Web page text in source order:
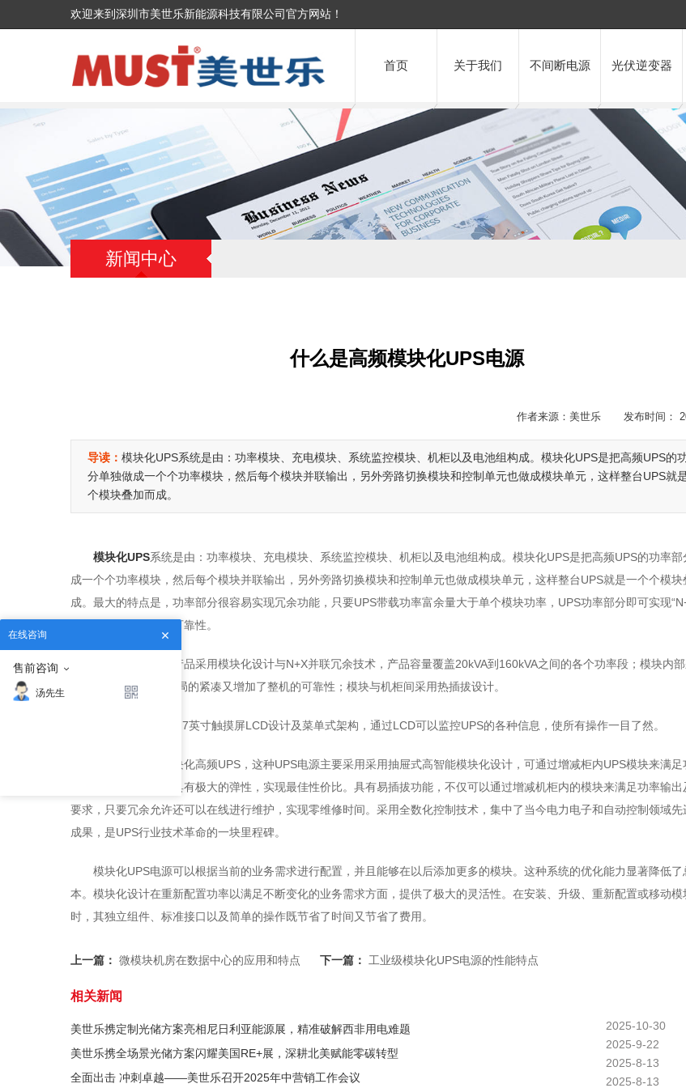
欢迎来到深圳市美世乐新能源科技有限公司官方网站！
首页 关于我们 不间断电源 光伏逆变器
新闻中心
什么是高频模块化UPS电源
作者来源：美世乐 发布时间：
导读： 模块化UPS系统是由：功率模块、充电模块、系统监控模块、机柜以及电池组构成。模块化UPS是把高频UPS的
分单独做成一个个功率模块，然后每个模块并联输出，另外旁路切换模块和控制单元也做成模块单元，这样整台UPS就
个模块叠加而成。
模块化UPS系统是由：功率模块、充电模块、系统监控模块、机柜以及电池组构成。模块化UPS是把高频UPS的功率部
成一个个功率模块，然后每个模块并联输出，另外旁路切换模块和控制单元也做成模块单元，这样整台UPS就是一个个模块
成。最大的特点是，功率部分很容易实现冗余功能，只要UPS带载功率富余量大于单个模块功率，UPS功率部分即可实现
从而提高UPS供电的可靠性。
高频模块化UPS产品采用模块化设计与N+X并联冗余技术，产品容量覆盖20kVA到160kVA之间的各个功率段；模块内部
化”设计，既保证了布局的紧凑又增加了整机的可靠性；模块与机柜间采用热插拔设计。
模块化UPS采用5.7英寸触摸屏LCD设计及菜单式架构，通过LCD可以监控UPS的各种信息，使所有操作一目了然。
高频UPS又称模块化高频UPS，这种UPS电源主要采用采用抽屉式高智能模块化设计，可通过增减柜内UPS模块来满足
输入及可靠性要求，具有极大的弹性，实现最佳性价比。具有易插拔功能，不仅可以通过增减机柜内的模块来满足功率输出
要求，只要冗余允许还可以在线进行维护，实现零维修时间。采用全数化控制技术，集中了当今电力电子和自动控制领域先
成果，是UPS行业技术革命的一块里程碑。
模块化UPS电源可以根据当前的业务需求进行配置，并且能够在以后添加更多的模块。这种系统的优化能力显著降低了
本。模块化设计在重新配置功率以满足不断变化的业务需求方面，提供了极大的灵活性。在安装、升级、重新配置或移动模
时，其独立组件、标准接口以及简单的操作既节省了时间又节省了费用。
上一篇： 微模块机房在数据中心的应用和特点 下一篇： 工业级模块化UPS电源的性能特点
相关新闻
2025-10-30
美世乐携定制光储方案亮相尼日利亚能源展，精准破解西非用电难题
2025-9-22
美世乐携全场景光储方案闪耀美国RE+展，深耕北美赋能零碳转型
2025-8-13
全面出击 冲刺卓越——美世乐召开2025年中营销工作会议
2025-8-13
在线咨询
售前咨询
汤先生